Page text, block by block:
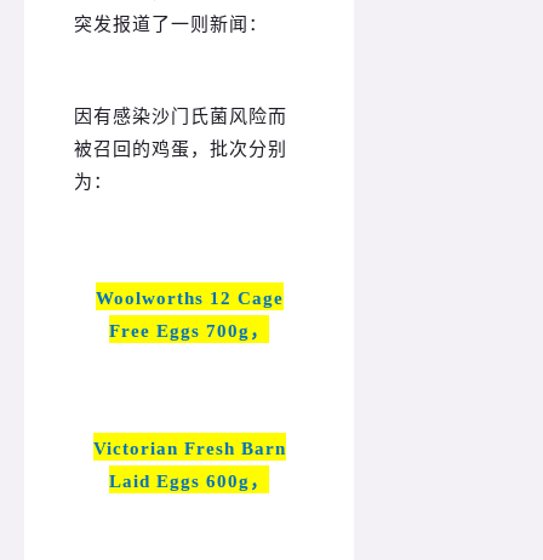
突发报道了一则新闻：
因有感染沙门氏菌风险而
被召回的鸡蛋，批次分别
为：
Woolworths 12 Cage
Free Eggs 700g，
Victorian Fresh Barn
Laid Eggs 600g，